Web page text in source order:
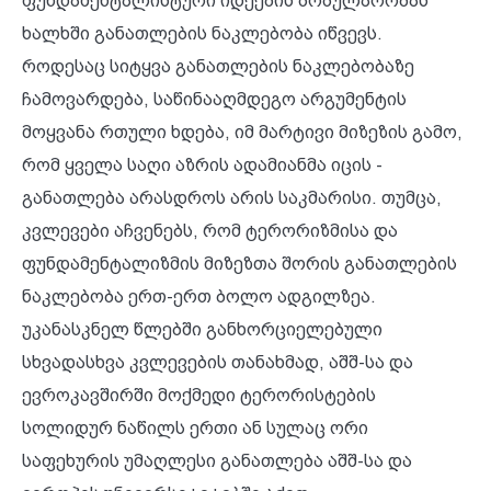
ხალხში განათლების ნაკლებობა იწვევს.
როდესაც სიტყვა განათლების ნაკლებობაზე
ჩამოვარდება, საწინააღმდეგო არგუმენტის
მოყვანა რთული ხდება, იმ მარტივი მიზეზის გამო,
რომ ყველა საღი აზრის ადამიანმა იცის -
განათლება არასდროს არის საკმარისი. თუმცა,
კვლევები აჩვენებს, რომ ტერორიზმისა და
ფუნდამენტალიზმის მიზეზთა შორის განათლების
ნაკლებობა ერთ-ერთ ბოლო ადგილზეა.
უკანასკნელ წლებში განხორციელებული
სხვადასხვა კვლევების თანახმად, აშშ-სა და
ევროკავშირში მოქმედი ტერორისტების
სოლიდურ ნაწილს ერთი ან სულაც ორი
საფეხურის უმაღლესი განათლება აშშ-სა და